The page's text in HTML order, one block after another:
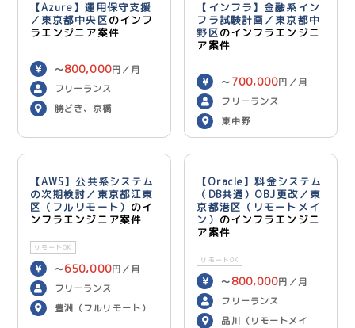
【Azure】運用保守支援
／東京都中央区のインフ
ラエンジニア案件
〜800,000円／月
フリーランス
勝どき、京橋
【インフラ】金融系イン
フラ試験計画／東京都中
野区のインフラエンジニ
ア案件
〜 700,000円／月
フリーランス
東中野
【AWS】公共系システム
の次期検討／東京都江東
区（フルリモート） のイ
ンフラエンジニア案件
リモートOK
〜650,000円／月
フリーランス
豊洲（フルリモート）
【Oracle】料金システム
（DB共通）OBJ更改／東
京都港区（リモートメイ
ン） のインフラエンジニ
ア案件
リモートOK
〜 800,000円／月
フリーランス
品川（リモートメイ